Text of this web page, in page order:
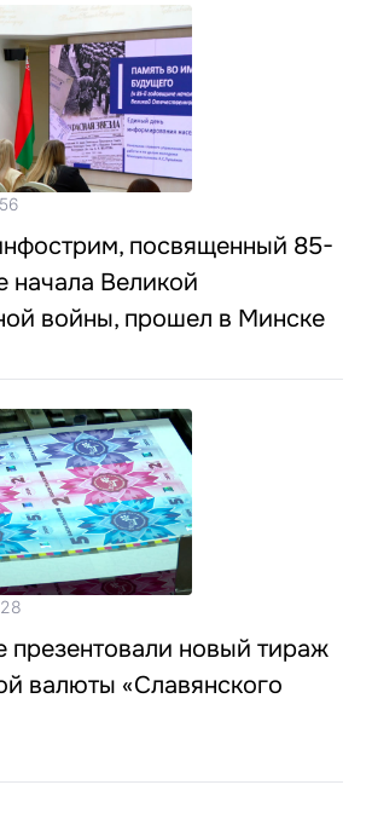
посвященный 85-
начала Великой
войны, прошел в Минске
презентовали новый тираж
валюты «Славянского